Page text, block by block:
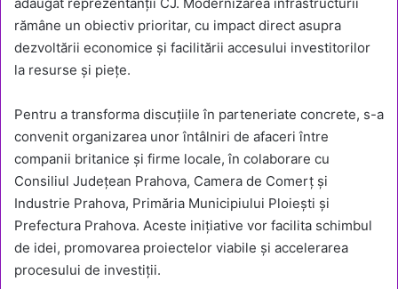
rămâne un obiectiv prioritar, cu impact direct asupra
dezvoltării economice și facilitării accesului investitorilor
la resurse și piețe.
Pentru a transforma discuțiile în parteneriate concrete, s-a
convenit organizarea unor întâlniri de afaceri între
companii britanice și firme locale, în colaborare cu
Consiliul Județean Prahova, Camera de Comerț și
Industrie Prahova, Primăria Municipiului Ploiești și
Prefectura Prahova. Aceste inițiative vor facilita schimbul
de idei, promovarea proiectelor viabile și accelerarea
procesului de investiții.